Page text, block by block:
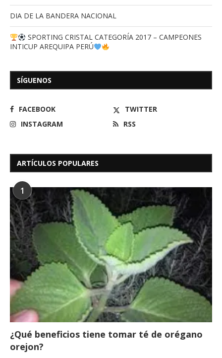
DIA DE LA BANDERA NACIONAL
SPORTING CRISTAL CATEGORÍA 2017 – CAMPEONES
INTICUP AREQUIPA PERÚ
SÍGUENOS
FACEBOOK
TWITTER
INSTAGRAM
RSS
ARTÍCULOS POPULARES
1
¿Qué beneficios tiene tomar té de orégano
orejon?